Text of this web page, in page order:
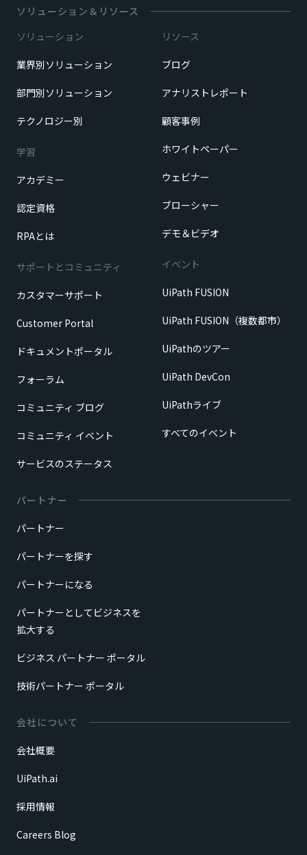
ソリューション＆リソース
ソリューション
業界別ソリューション
部門別ソリューション
テクノロジー別
学習
アカデミー
認定資格
RPAとは
サポートとコミュニティ
カスタマーサポート
Customer Portal
ドキュメントポータル
フォーラム
コミュニティ ブログ
コミュニティ イベント
サービスのステータス
リソース
ブログ
アナリストレポート
顧客事例
ホワイトペーパー
ウェビナー
ブローシャー
デモ＆ビデオ
イベント
UiPath FUSION
UiPath FUSION（複数都市）
UiPathのツアー
UiPath DevCon
UiPathライブ
すべてのイベント
パートナー
パートナー
パートナーを探す
パートナーになる
パートナーとしてビジネスを
拡大する
ビジネス パートナー ポータル
技術パートナー ポータル
会社について
会社概要
UiPath.ai
採用情報
Careers Blog